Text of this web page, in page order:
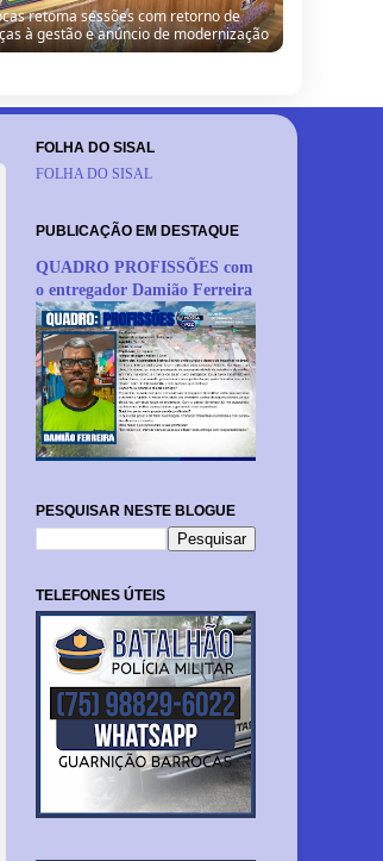
retoma sessões com retorno de
à gestão e anúncio de modernização
FOLHA DO SISAL
FOLHA DO SISAL
PUBLICAÇÃO EM DESTAQUE
QUADRO PROFISSÕES com
o entregador Damião Ferreira
PESQUISAR NESTE BLOGUE
TELEFONES ÚTEIS